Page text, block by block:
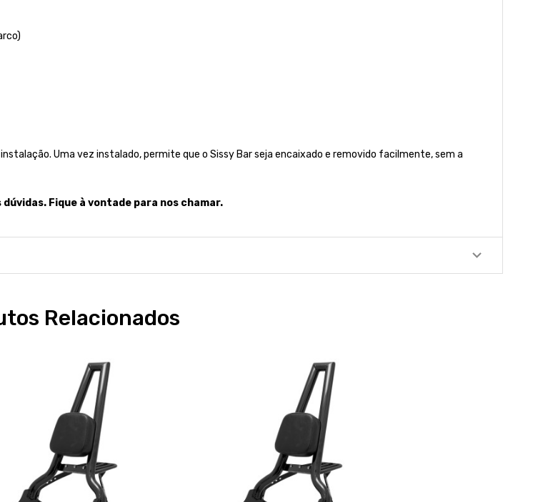
Uma vez instalado, permite que o Sissy Bar seja encaixado e removido facilmente, sem a
dúvidas. Fique à vontade para nos chamar.
Relacionados